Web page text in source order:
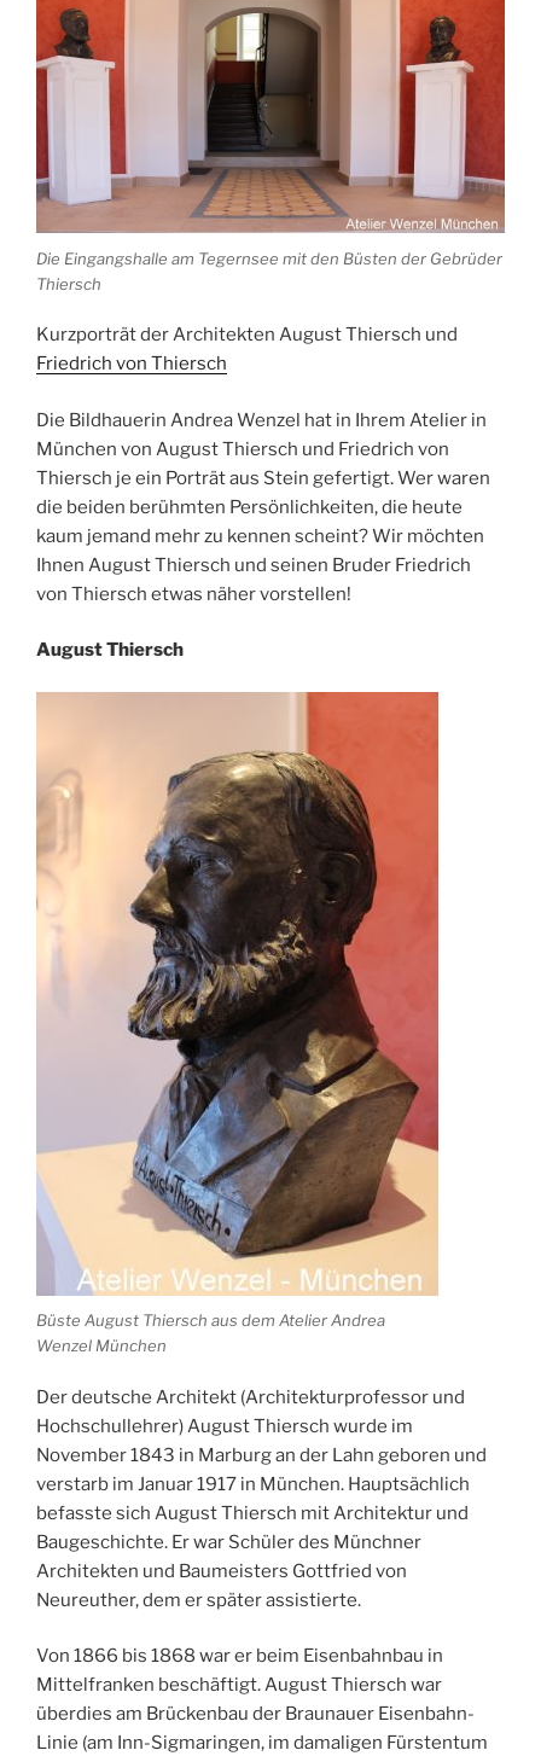
Die Eingangshalle am Tegernsee mit den Büsten der Gebrüder
Thiersch
Kurzporträt der Architekten August Thiersch und
Friedrich von Thiersch
Die Bildhauerin Andrea Wenzel hat in Ihrem Atelier in
München von August Thiersch und Friedrich von
Thiersch je ein Porträt aus Stein gefertigt. Wer waren
die beiden berühmten Persönlichkeiten, die heute
kaum jemand mehr zu kennen scheint? Wir möchten
Ihnen August Thiersch und seinen Bruder Friedrich
von Thiersch etwas näher vorstellen!
August Thiersch
Büste August Thiersch aus dem Atelier Andrea
Wenzel München
Der deutsche Architekt (Architekturprofessor und
Hochschullehrer) August Thiersch wurde im
November 1843 in Marburg an der Lahn geboren und
verstarb im Januar 1917 in München. Hauptsächlich
befasste sich August Thiersch mit Architektur und
Baugeschichte. Er war Schüler des Münchner
Architekten und Baumeisters Gottfried von
Neureuther, dem er später assistierte.
Von 1866 bis 1868 war er beim Eisenbahnbau in
Mittelfranken beschäftigt. August Thiersch war
überdies am Brückenbau der Braunauer Eisenbahn-
Linie (am Inn-Sigmaringen, im damaligen Fürstentum